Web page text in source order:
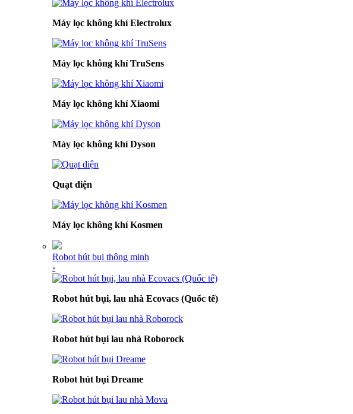
Máy lọc không khí Electrolux
Máy lọc không khí TruSens
Máy lọc không khí Xiaomi
Máy lọc không khí Dyson
Quạt điện
Máy lọc không khí Kosmen
Robot hút bụi thông minh
›
Robot hút bụi, lau nhà Ecovacs (Quốc tế)
Robot hút bụi lau nhà Roborock
Robot hút bụi Dreame